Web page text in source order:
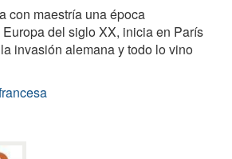
con maestría una época
del siglo XX, inicia en París
invasión alemana y todo lo vino